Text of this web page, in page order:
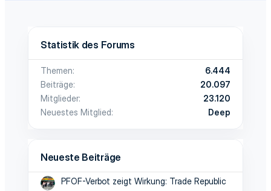
Statistik des Forums
Themen
6.444
Beiträge
20.097
Mitglieder
23.120
Neuestes Mitglied
Deep
Neueste Beiträge
PFOF-Verbot zeigt Wirkung: Trade Republic